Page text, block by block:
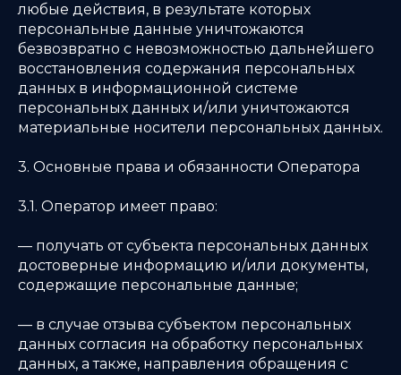
любые действия, в результате которых
персональные данные уничтожаются
безвозвратно с невозможностью дальнейшего
восстановления содержания персональных
данных в информационной системе
персональных данных и/или уничтожаются
материальные носители персональных данных.
3. Основные права и обязанности Оператора
3.1. Оператор имеет право:
— получать от субъекта персональных данных
достоверные информацию и/или документы,
содержащие персональные данные;
— в случае отзыва субъектом персональных
данных согласия на обработку персональных
данных, а также, направления обращения с